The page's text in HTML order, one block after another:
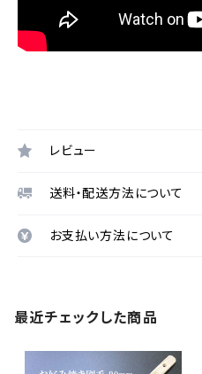
レビュー
送料・配送方法について
お支払い方法について
最近チェックした商品